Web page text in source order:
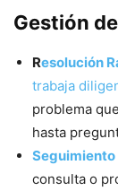
Gestión
Resolución
trabaja
problema
hasta
consulta o